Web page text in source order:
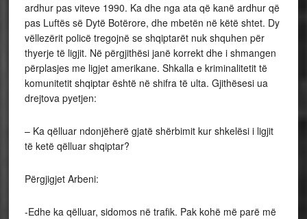
ardhur pas viteve 1990. Ka dhe nga ata që kanë ardhur që
pas Luftës së Dytë Botërore, dhe mbetën në këtë shtet. Dy
vëllezërit policë tregojnë se shqiptarët nuk shquhen për
thyerje të ligjit. Në përgjithësi janë korrekt dhe i shmangen
përplasjes me ligjet amerikane. Shkalla e kriminalitetit të
komunitetit shqiptar është në shifra të ulta. Gjithësesi ua
drejtova pyetjen:
– Ka qëlluar ndonjëherë gjatë shërbimit kur shkelësi i ligjit
të ketë qëlluar shqiptar?
Përgjigjet Arbeni:
-Edhe ka qëlluar, sidomos në trafik. Pak kohë më parë më